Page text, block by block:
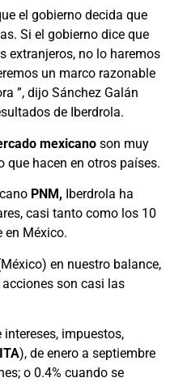
el gobierno decida que
Si el gobierno dice que
extranjeros, no lo haremos
un marco razonable
”, dijo Sánchez Galán
de Iberdrola.
mexicano son muy
que hacen en otros países.
PNM, Iberdrola ha
casi tanto como los 10
en México.
en nuestro balance,
son casi las
impuestos,
), de enero a septiembre
o 0.4% cuando se